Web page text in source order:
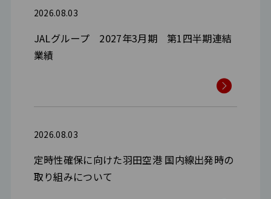
2026.08.03
JALグループ 2027年3月期 第1四半期連結
業績
2026.08.03
定時性確保に向けた羽田空港 国内線出発時の
取り組みについて